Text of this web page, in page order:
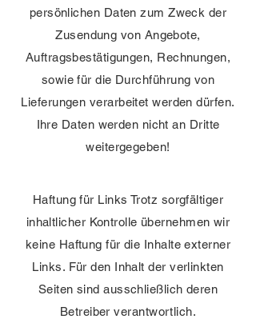
persönlichen Daten zum Zweck der
Zusendung von Angebote,
Auftragsbestätigungen, Rechnungen,
sowie für die Durchführung von
Lieferungen verarbeitet werden dürfen.
Ihre Daten werden nicht an Dritte
weitergegeben!
Haftung für Links Trotz sorgfältiger
inhaltlicher Kontrolle übernehmen wir
keine Haftung für die Inhalte externer
Links. Für den Inhalt der verlinkten
Seiten sind ausschließlich deren
Betreiber verantwortlich.